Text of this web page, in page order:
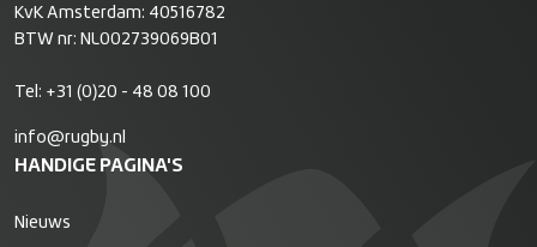
KvK Amsterdam: 40516782
BTW nr: NL002739069B01
Tel: +31 (0)20 - 48 08 100
info@rugby.nl
HANDIGE PAGINA'S
Nieuws